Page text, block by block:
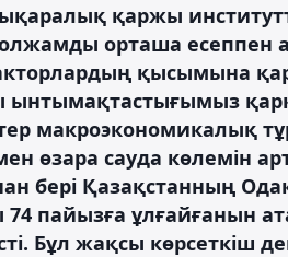
қаржы
орташа есеппен
қысымына
ынтымақтастығымыз
макроэкономикалық
өзара сауда көлемін
бері Қазақстанның
пайызға ұлғайғанын
Бұл жақсы көрсеткіш